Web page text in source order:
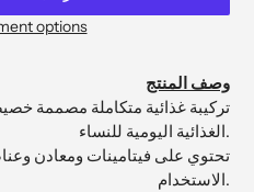
options
وصف المنتج
الغذائية اليومية للنساء.
الاستخدام.